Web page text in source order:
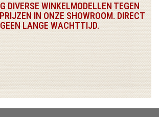
DIVERSE WINKELMODELLEN TEGEN
IN ONZE SHOWROOM. DIRECT
LANGE WACHTTIJD.